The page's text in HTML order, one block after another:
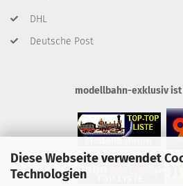
Diese Webseite verwendet
Technologien
DHL
Deutsche Post
modellbahn-exklusiv